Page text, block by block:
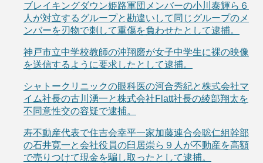
ブレイキングダウン姫路軍団メンバーの小川泰輝ら６
人が対立するグループと勘違いして同じグループのメ
ンバーを刃物で刺して重傷を負わせたとして逮捕。
神戸市立中学校教師の沖翔磨が女子中学生に裸の映像
を送信するように要求したとして逮捕。
シャトークリニックの眼科医の河合秀紀と株式会社マ
イム社長の古川湧一と株式会社Flatt社長の綾部翔太を
不同意性交の容疑で逮捕。
寿不動産代表で住吉会幸平一家加藤連合会聡仁組幹部
の石井寛一と会社役員の臼居崇ら９人が不動産を高額
で売りつけて現金を騙し取ったとして逮捕。